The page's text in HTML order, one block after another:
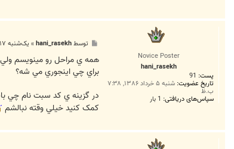
n
Novice Poster
hani_rasekh
پست: 91
تاریخ عضویت: شنبه ۵ خرداد ۱۳۸۶, ۷:۳۸
ب.ظ
سپاس‌های دریافتی: 1 بار
ت
توسطhani_rasekh
» یک‌شنبه ۱۷ تیر ۱۳۸۶, ۸:۳۵ ب.ظ
همه ي مراحل رو مينويسم ولي در آخر
براي چي اينجوري مي شه؟
در گزينه ي کد سبت نام چي
کمک کنيد خيلي وقته نبالشم